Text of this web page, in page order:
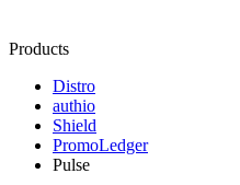
Products
Distro
authio
Shield
PromoLedger
Pulse